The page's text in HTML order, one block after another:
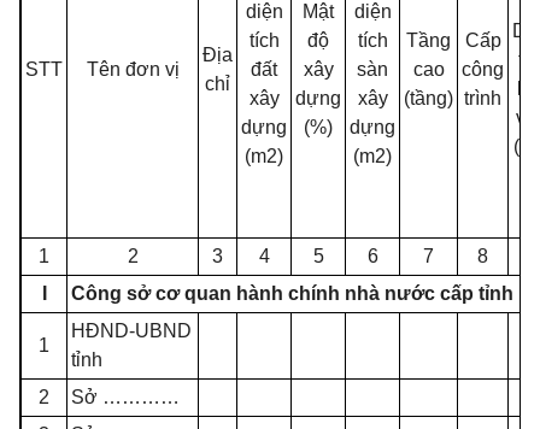
STT Tên đơn vị
Địa
chỉ
diện
tích
đất
xây
dựng
(m2)
Mật
độ
xây
dựng
(%)
diện
tích
sàn
xây
dựng
(m2)
Tầng
cao
(tầng)
Cấp
công
trình
1 2 3 4 5 6 7 8
Công sở cơ quan hành chính nhà nước cấp tỉnh
1
HĐND-UBND
tỉnh
2
Sở …………